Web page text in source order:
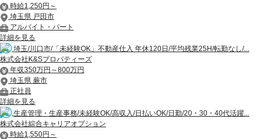
時給1,250円～
埼玉県 戸田市
アルバイト・パート
詳細を見る
埼玉/川口市/「未経験OK」不動産仕入 年休120日/平均残業25H/転勤なし/...
株式会社K&Sプロパティーズ
年収350万円～800万円
埼玉県 蕨市
正社員
詳細を見る
生産管理・生産事務/未経験OK/高収入/日払いOK/日勤/20・30・40代活躍...
株式会社綜合キャリアオプション
時給1,550円～